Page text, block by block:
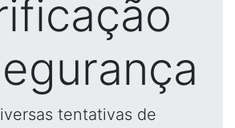
tentativas de